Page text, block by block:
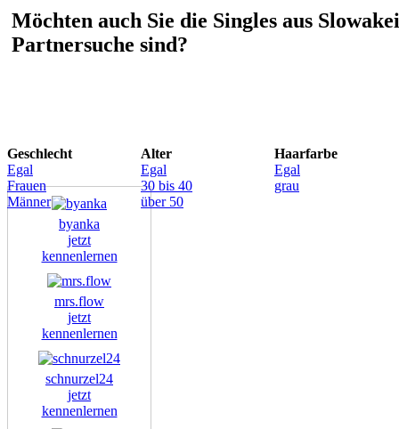
Möchten auch Sie die Singles aus
Partnersuche sind?
Geschlecht
Egal
Frauen
Männer
Alter
Egal
30 bis 40
über 50
Haarfarbe
Egal
grau
byanka
jetzt
kennenlernen
mrs.flow
jetzt
kennenlernen
schnurzel24
jetzt
kennenlernen